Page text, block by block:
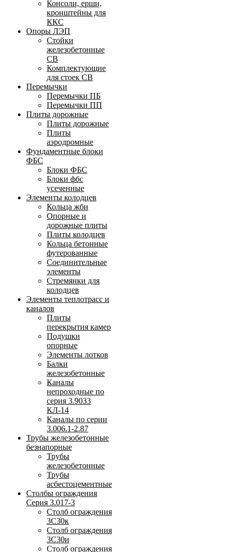
Консоли, ерши,
кронштейны для
ККС
Опоры ЛЭП
Стойки
железобетонные
СВ
Комплектующие
для стоек СВ
Перемычки
Перемычки ПБ
Перемычки ПП
Плиты дорожные
Плиты дорожные
Плиты
аэродромные
Фундаментные блоки
ФБС
Блоки ФБС
Блоки фбс
усеченные
Элементы колодцев
Кольца жби
Опорные и
дорожные плиты
Плиты колодцев
Кольца бетонные
футерованные
Соединительные
элементы
Стремянки для
колодцев
Элементы теплотрасс и
каналов
Плиты
перекрытия камер
Подушки
опорные
Элементы лотков
Балки
железобетонные
Каналы
непроходные по
серия 3.9033
КЛ-14
Каналы по серии
3.006.1-2.87
Трубы железобетонные
безнапорные
Трубы
железобетонные
Трубы
асбестоцементные
Столбы ограждения
Серия 3.017-3
Столб ограждения
3С30к
Столб ограждения
3С30и
Столб ограждения